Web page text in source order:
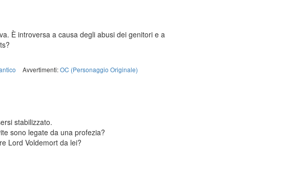
È introversa a causa degli abusi dei genitori e a
Avvertimenti:OC (Personaggio Originale)
stabilizzato.
sono legate da una profezia?
Lord Voldemort da lei?